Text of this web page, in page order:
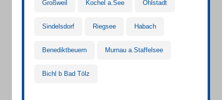
Großweil Kochel a.See Ohlstadt
Sindelsdorf Riegsee Habach
Benediktbeuern Murnau a.Staffelsee
Bichl b Bad Tölz